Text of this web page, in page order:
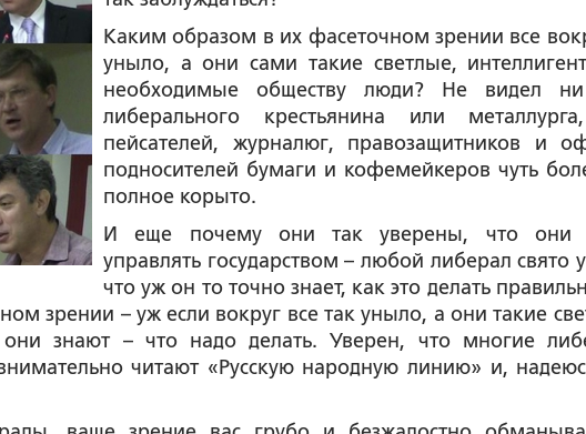
Каким образом в их фасеточном зрении все
уныло, а они сами такие светлые,
необходимые обществу люди? Не видел
либерального крестьянина или
пейсателей, журналюг, правозащитников и
подносителей бумаги и кофемейкеров чуть
полное корыто.
И еще почему они так уверены, что они
управлять государством – любой либерал свято
что уж он то точно знает, как это делать
зрении – уж если вокруг все так уныло, а они такие
знают – что надо делать. Уверен, что многие
читают «Русскую народную линию» и,